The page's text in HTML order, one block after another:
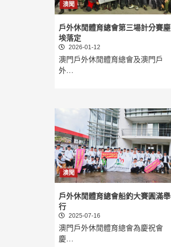
澳聞
戶外休閒體育總會第三場計分賽塵
埃落定
2026-01-12
澳門戶外休閒體育總會及澳門戶
外…
澳聞
戶外休閒體育總會船釣大賽圓滿舉
行
2025-07-16
澳門戶外休閒體育總會為慶祝會
慶…